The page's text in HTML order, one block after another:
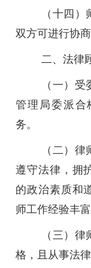
（十四
双方可进行协商
二、法律
（一）
管理局委派合
务。
（二）
遵守法律，拥
的政治素质和
师工作经验丰富
（三）
格，且从事法